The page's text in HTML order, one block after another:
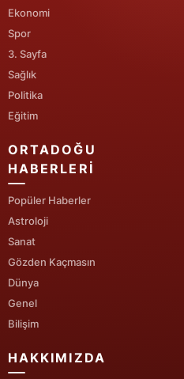
Ekonomi
Spor
3. Sayfa
Sağlık
Politika
Eğitim
ORTADOĞU
HABERLERI
Popüler Haberler
Astroloji
Sanat
Gözden Kaçmasın
Dünya
Genel
Bilişim
HAKKIMIZDA